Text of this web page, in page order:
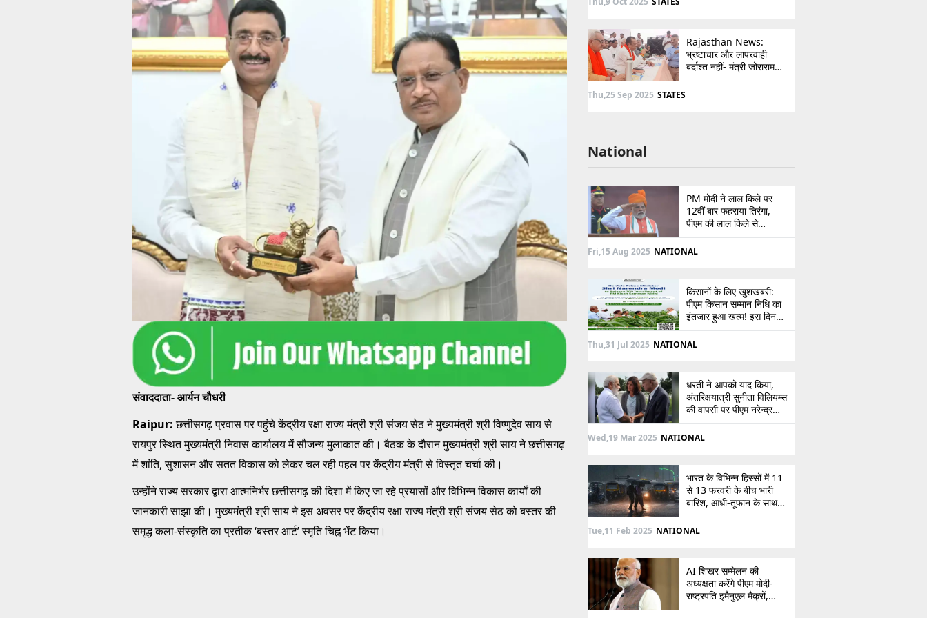
संवाददाता- आर्यन चौधरी
Raipur:छत्तीसगढ़ प्रवास पर पहुंचे केंद्रीय रक्षा राज्य मंत्री श्री संजय सेठ ने मुख्यमंत्री श्री विष्णुदेव साय से
रायपुर स्थित मुख्यमंत्री निवास कार्यालय में सौजन्य मुलाकात की। बैठक के दौरान मुख्यमंत्री श्री साय ने छत्तीसगढ़
में शांति, सुशासन और सतत विकास को लेकर चल रही पहल पर केंद्रीय मंत्री से विस्तृत चर्चा की।
उन्होंने राज्य सरकार द्वारा आत्मनिर्भर छत्तीसगढ़ की दिशा में किए जा रहे प्रयासों और विभिन्न विकास कार्यों की
जानकारी साझा की। मुख्यमंत्री श्री साय ने इस अवसर पर केंद्रीय रक्षा राज्य मंत्री श्री संजय सेठ को बस्तर की
समृद्ध कला-संस्कृति का प्रतीक ‘बस्तर आर्ट’ स्मृति चिह्न भेंट किया।
Rajasthan News:
भ्रष्टाचार और लापरवाही
बर्दाश्त नहीं- मंत्री जोराराम
कुमावत ने शहरी सेवा शिविर में
Thu,25 Sep 2025 STATES
National
PM मोदी ने लाल किले पर
12वीं बार फहराया तिरंगा,
पीएम की लाल किले से
पाकिस्तान को सीधी
ललकार, प्रधानमंत्री ने 103
Fri,15 Aug 2025 NATIONAL
किसानों के लिए खुशखबरी:
पीएम किसान सम्मान निधि का
इंतजार हुआ खत्म! इस दिन
खाते में आएंगे 2,000 रुपये,
देखें
Thu,31 Jul 2025 NATIONAL
धरती ने आपको याद किया,
अंतरिक्षयात्री सुनीता विलियम्स
की वापसी पर पीएम नरेन्द्र
मोदी की पोस्ट
Wed,19 Mar 2025 NATIONAL
भारत के विभिन्न हिस्सों में 11
से 13 फरवरी के बीच भारी
बारिश, आंधी-तूफान के साथ
बर्फबारी का अलर्ट
Tue,11 Feb 2025 NATIONAL
AI शिखर सम्मेलन की
अध्यक्षता करेंगे पीएम मोदी-
राष्ट्रपति इमैनुएल मैक्रों,
भारत-फ्रांस संबंधों को देंगे नई